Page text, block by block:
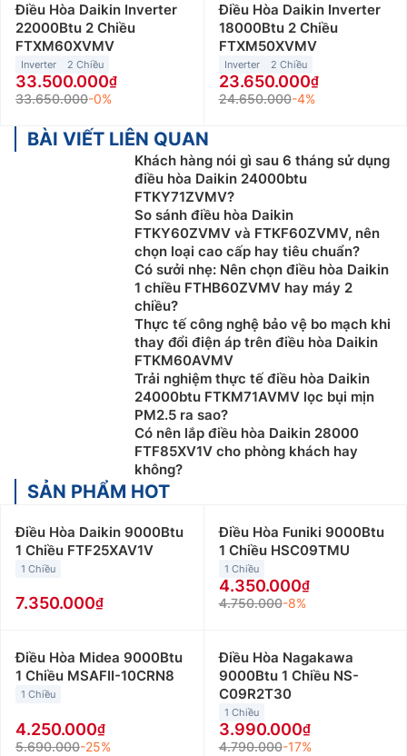
Điều Hòa Daikin Inverter
22000Btu 2 Chiều
FTXM60XVMV
Inverter 2 Chiều
33.500.000
33.650.000-0%
Điều Hòa Daikin Inverter
18000Btu 2 Chiều
FTXM50XVMV
Inverter 2 Chiều
23.650.000
24.650.000-4%
BÀI VIẾT LIÊN QUAN
Khách hàng nói gì sau 6 tháng sử dụng
điều hòa Daikin 24000btu
FTKY71ZVMV?
So sánh điều hòa Daikin
FTKY60ZVMV và FTKF60ZVMV, nên
chọn loại cao cấp hay tiêu chuẩn?
Có sưởi nhẹ: Nên chọn điều hòa Daikin
1 chiều FTHB60ZVMV hay máy 2
chiều?
Thực tế công nghệ bảo vệ bo mạch khi
thay đổi điện áp trên điều hòa Daikin
FTKM60AVMV
Trải nghiệm thực tế điều hòa Daikin
24000btu FTKM71AVMV lọc bụi mịn
PM2.5 ra sao?
Có nên lắp điều hòa Daikin 28000
FTF85XV1V cho phòng khách hay
không?
SẢN PHẨM HOT
Điều Hòa Daikin 9000Btu
1 Chiều FTF25XAV1V
1 Chiều
7.350.000
Điều Hòa Funiki 9000Btu
1 Chiều HSC09TMU
1 Chiều
4.350.000
4.750.000-8%
Điều Hòa Midea 9000Btu
1 Chiều MSAFII-10CRN8
1 Chiều
4.250.000
5.690.000-25%
Điều Hòa Nagakawa
9000Btu 1 Chiều NS-
C09R2T30
1 Chiều
3.990.000
4.790.000-17%